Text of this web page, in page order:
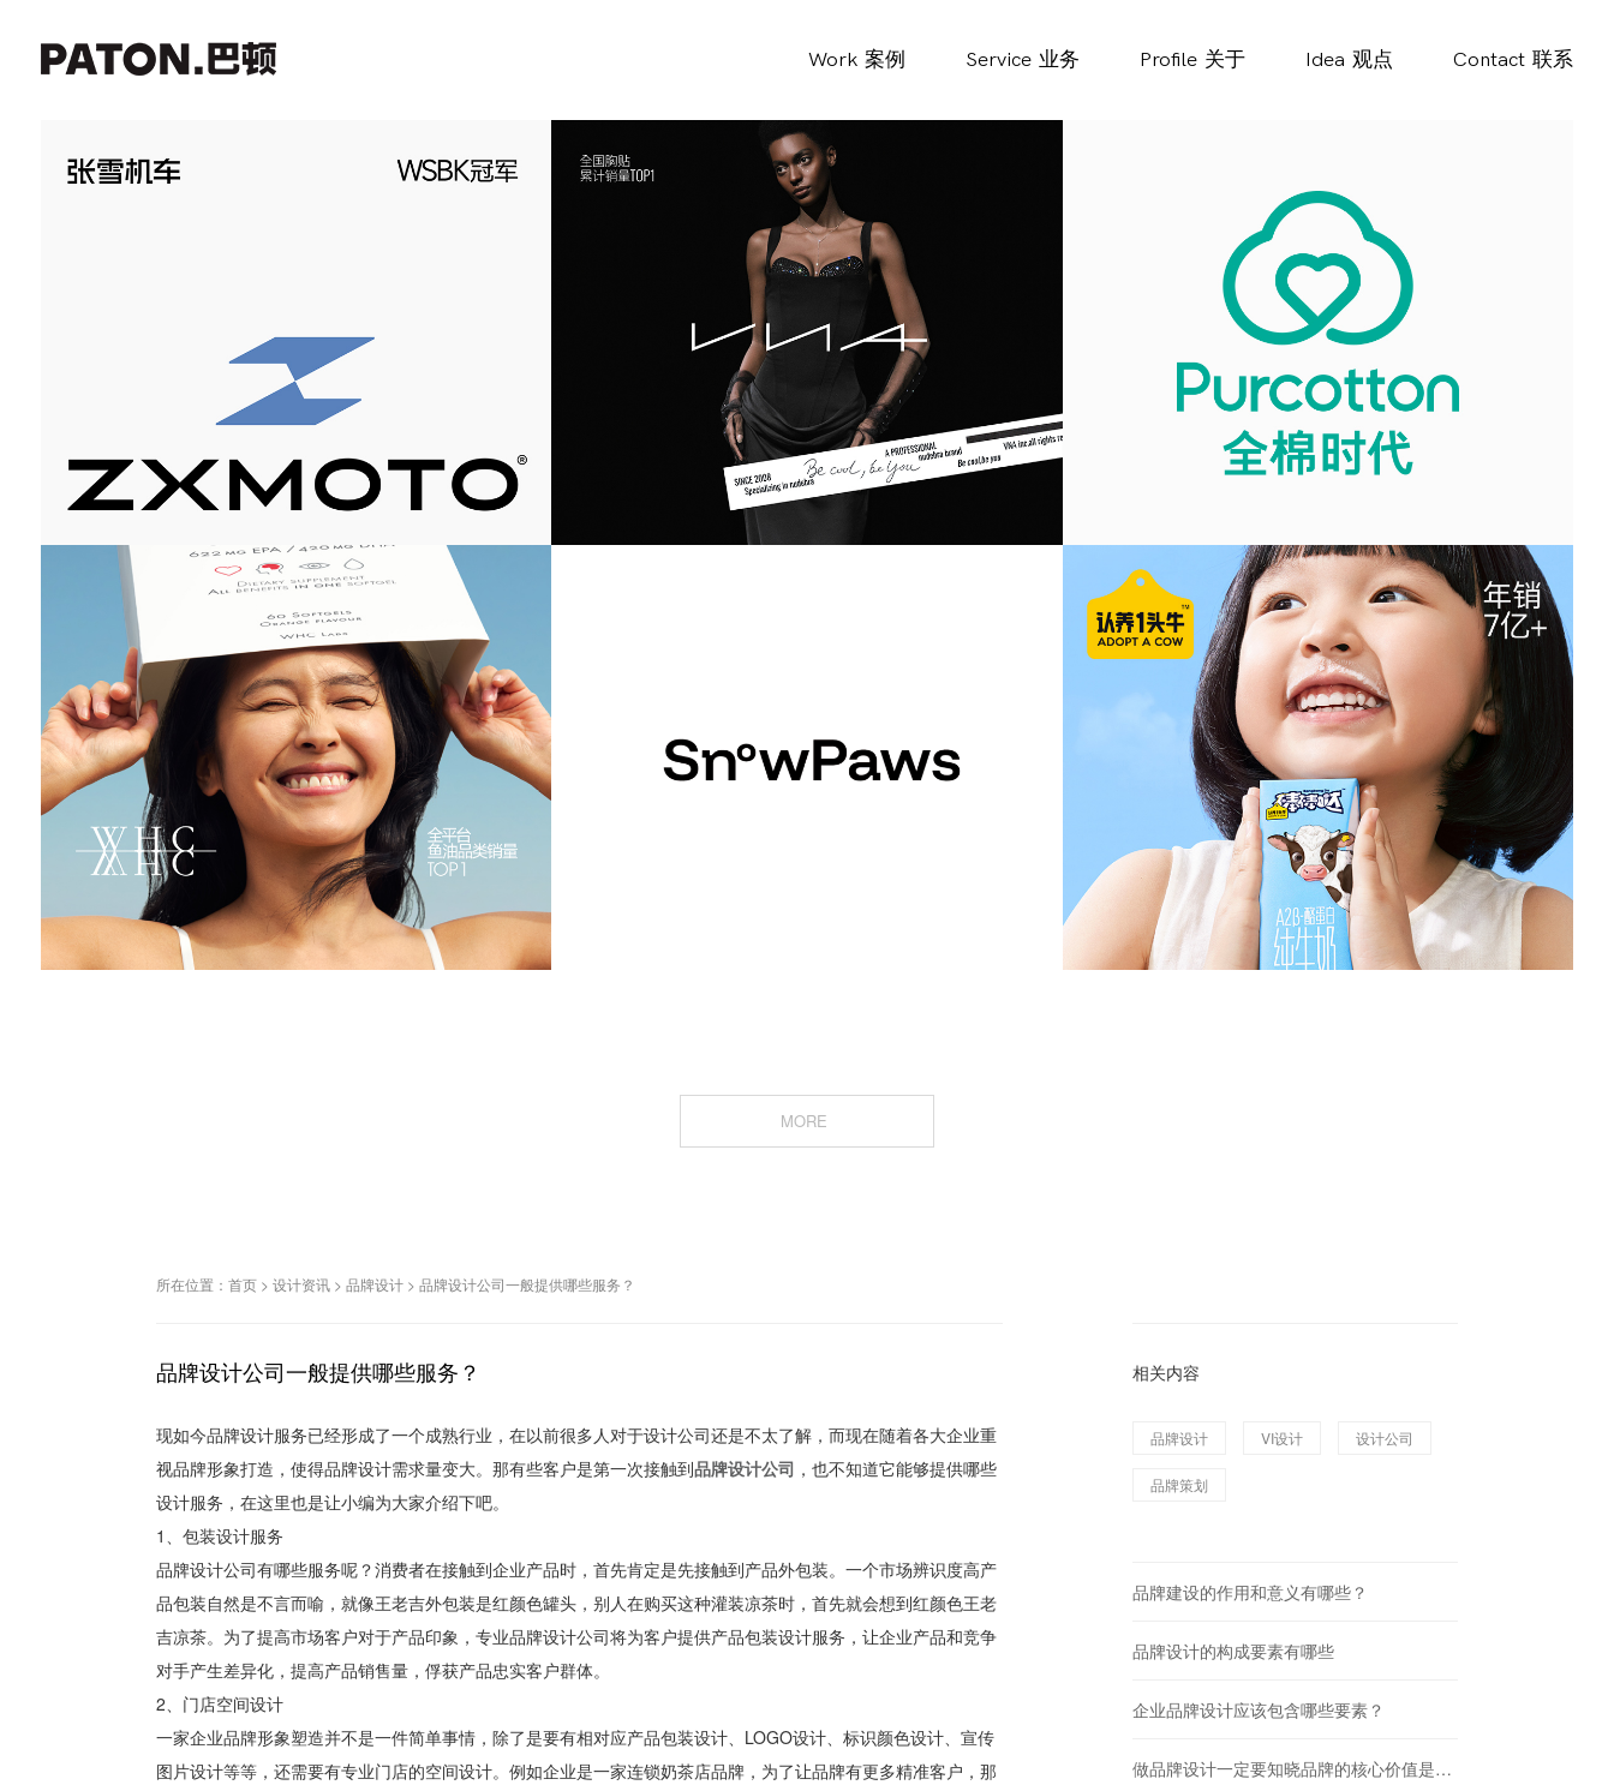
Work 案例 Service 业务 Profile 关于 Idea 观点 Contact 联系
MORE
所在位置： 首页 > 设计资讯 > 品牌设计 > 品牌设计公司一般提供哪些服务？
品牌设计公司一般提供哪些服务？
现如今品牌设计服务已经形成了一个成熟行业，在以前很多人对于设计公司还是不太了解，而现在随着各大企业重
视品牌形象打造，使得品牌设计需求量变大。那有些客户是第一次接触到品牌设计公司 ，也不知道它能够提供哪些
设计服务，在这里也是让小编为大家介绍下吧。
1、包装设计服务
品牌设计公司有哪些服务呢？消费者在接触到企业产品时，首先肯定是先接触到产品外包装。一个市场辨识度高产
品包装自然是不言而喻，就像王老吉外包装是红颜色罐头，别人在购买这种灌装凉茶时，首先就会想到红颜色王老
吉凉茶。为了提高市场客户对于产品印象，专业品牌设计公司将为客户提供产品包装设计服务，让企业产品和竞争
对手产生差异化，提高产品销售量，俘获产品忠实客户群体。
2、门店空间设计
一家企业品牌形象塑造并不是一件简单事情，除了是要有相对应产品包装设计、LOGO设计、标识颜色设计、宣传
图片设计等等，还需要有专业门店的空间设计。例如企业是一家连锁奶茶店品牌，为了让品牌有更多精准客户，那
相关内容
品牌设计 VI设计 设计公司
品牌策划
品牌建设的作用和意义有哪些？
品牌设计的构成要素有哪些
企业品牌设计应该包含哪些要素？
做品牌设计一定要知晓品牌的核心价值是什么